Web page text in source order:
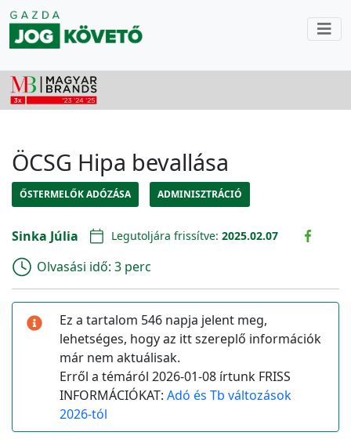
ÖCSG Hipa bevallása
ŐSTERMELŐK ADÓZÁSA ADMINISZTRÁCIÓ
Sinka Júlia Legutoljára frissítve: 2025.02.07
Olvasási idő: 3 perc
Ez a tartalom 546 napja jelent meg,
lehetséges, hogy az itt szereplő információk
már nem aktuálisak.
Erről a témáról 2026-01-08 írtunk FRISS
INFORMÁCIÓKAT: Adó és Tb változások
2026-tól